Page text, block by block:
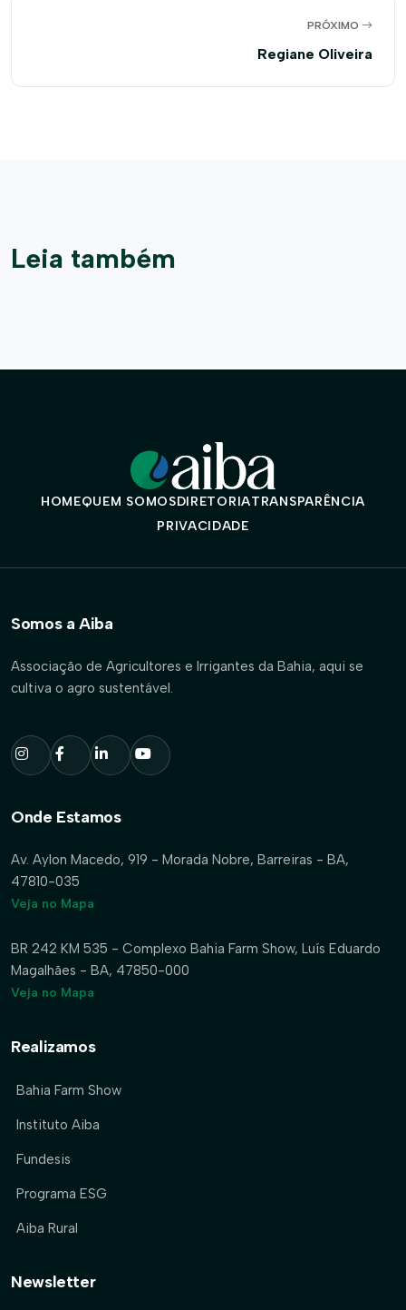
PRÓXIMO
Regiane Oliveira
Leia também
HOMEQUEM SOMOSDIRETORIATRANSPARÊNCIA
PRIVACIDADE
Somos a Aiba
Associação de Agricultores e Irrigantes da Bahia, aqui se
cultiva o agro sustentável.
Onde Estamos
Av. Aylon Macedo, 919 - Morada Nobre, Barreiras - BA,
47810-035
Veja no Mapa
BR 242 KM 535 - Complexo Bahia Farm Show, Luís Eduardo
Magalhães - BA, 47850-000
Veja no Mapa
Realizamos
Bahia Farm Show
Instituto Aiba
Fundesis
Programa ESG
Aiba Rural
Newsletter